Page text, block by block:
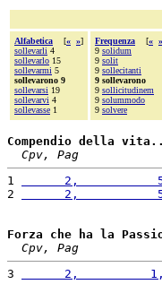
Alfabetica [« »]
sollevarli 4
sollevarlo 15
sollevarmi 5
sollevarono 9
sollevarsi 19
sollevarvi 4
sollevasse 1
Frequenza [« »
9 solidum
9 solit
9 sollecitanti
9 sollevarono
9 sollicitudinem
9 solummodo
9 solvere
Compendio della
Cpv, Pag
1
2,
2
2,
Forza che ha la
Cpv, Pag
3
2,